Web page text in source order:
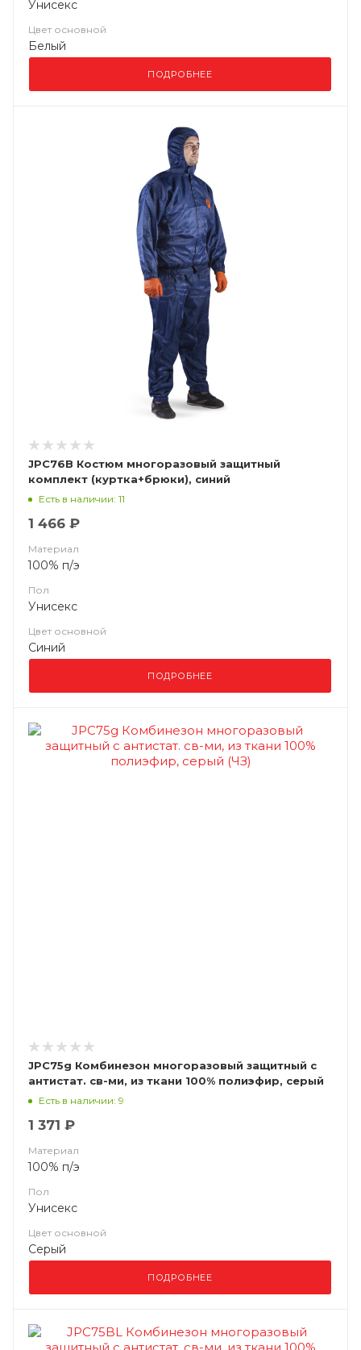
Унисекс
Цвет основной
Белый
ПОДРОБНЕЕ
JPC76B Костюм многоразовый защитный
комплект (куртка+брюки), синий
Есть в наличии: 11
1 466 ₽
Материал
100% п/э
Пол
Унисекс
Цвет основной
Синий
ПОДРОБНЕЕ
JPC75g Комбинезон многоразовый защитный с
антистат. св-ми, из ткани 100% полиэфир, серый
(ЧЗ)Есть в наличии: 9
1 371 ₽
Материал
100% п/э
Пол
Унисекс
Цвет основной
Серый
ПОДРОБНЕЕ